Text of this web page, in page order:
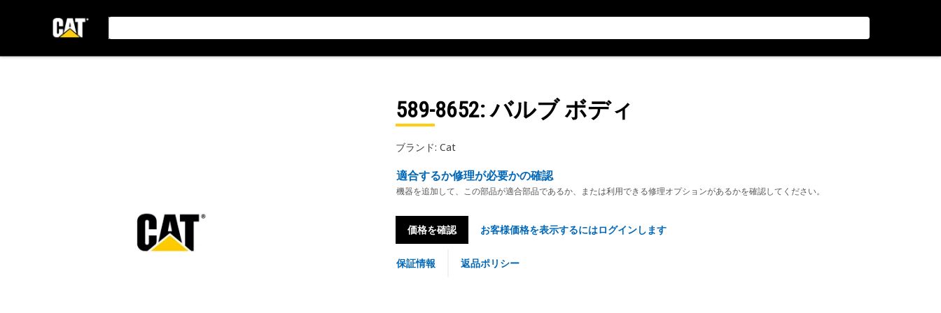
589-8652: バルブ ボディ
ブランド: Cat
適合するか修理が必要かの確認
機器を追加して、この部品が適合部品であるか、または利用できる修理オプションがあるかを確認してください。
価格を確認 お客様価格を表示するにはログインします
保証情報 返品ポリシー